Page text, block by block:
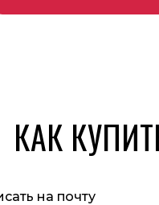
КАК
на почту